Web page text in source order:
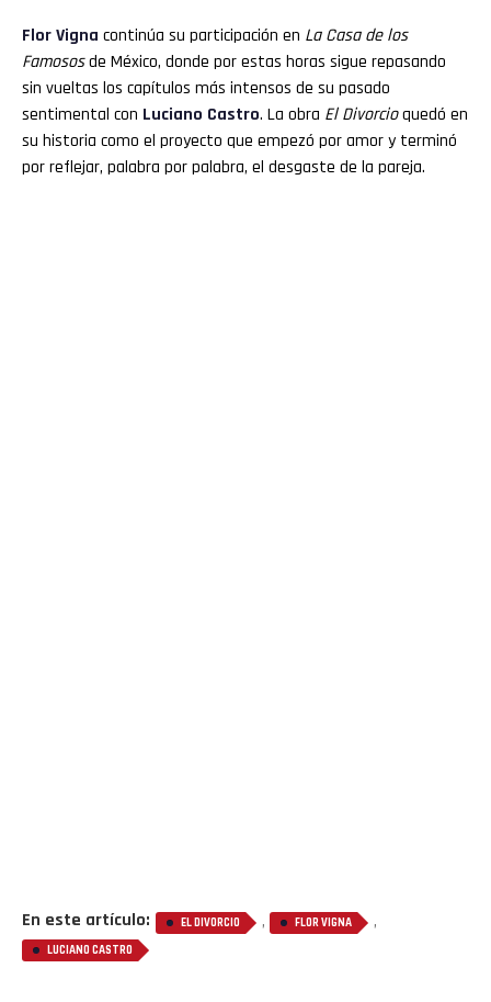
FlorVigna continúa su participación en La Casa de los
Famososde México, donde por estas horas sigue repasando
sin vueltas los capítulos más intensos de su pasado
sentimental con Luciano Castro. La obra El Divorcioquedó en
su historia como el proyecto que empezó por amor y terminó
por reflejar, palabra por palabra, el desgaste de la pareja.
En este artículo: EL DIVORCIO , FLOR VIGNA ,
LUCIANO CASTRO